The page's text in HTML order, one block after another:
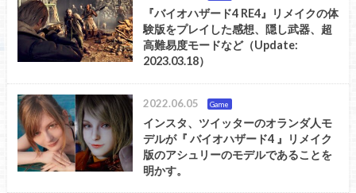
『バイオハザード4 RE4』リメイクの体
験版をプレイした感想、隠し武器、超
高難易度モードなど（Update:
2023.03.18）
2022.06.05 Game
インスタ、ツイッターのオランダ人モ
デルが『 バイオハザード4 』リメイク
版のアシュリーのモデルであることを
明かす。